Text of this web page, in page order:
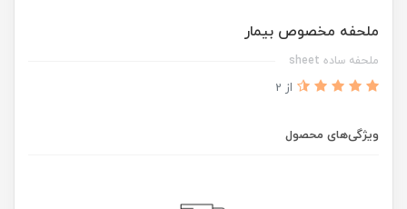
ملحفه مخصوص بیمار
ملحفه ساده sheet
از 2
ویژگی‌های محصول